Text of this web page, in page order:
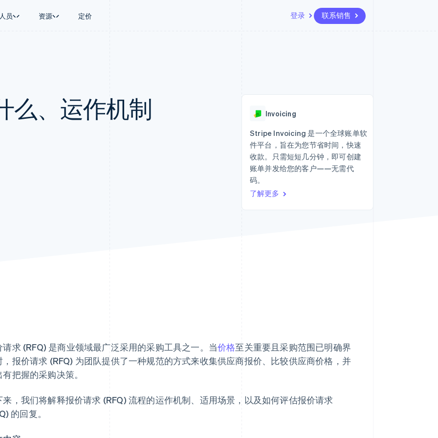
员 资源 定价 登录 联系销售
钱包、稳定币发行和发卡基础设
施
Radar
初创企业注册
Climate
碳移除
酒店、旅游与休闲
保险
媒体与娱乐
非营利组织
管理订阅
提供按用量计费
发行稳定币支持的支付卡
使用代理预配和管理服务
API 状态
新闻编辑室
Stripe Press
么、运作机制 Invoicing
Stripe Invoicing 是一个全球账单软
件平台，旨在为您节省时间，快速
收款。只需短短几分钟，即可创建
账单并发给您的客户——无需代
码。
了解更多
请求 (RFQ) 是商业领域最广泛采用的采购工具之一。当价格至关重要且采购范围已明确界
，报价请求 (RFQ) 为团队提供了一种规范的方式来收集供应商报价、比较供应商价格，并
把握的采购决策。
来，我们将解释报价请求 (RFQ) 流程的运作机制、适用场景，以及如何评估报价请求
的回复。